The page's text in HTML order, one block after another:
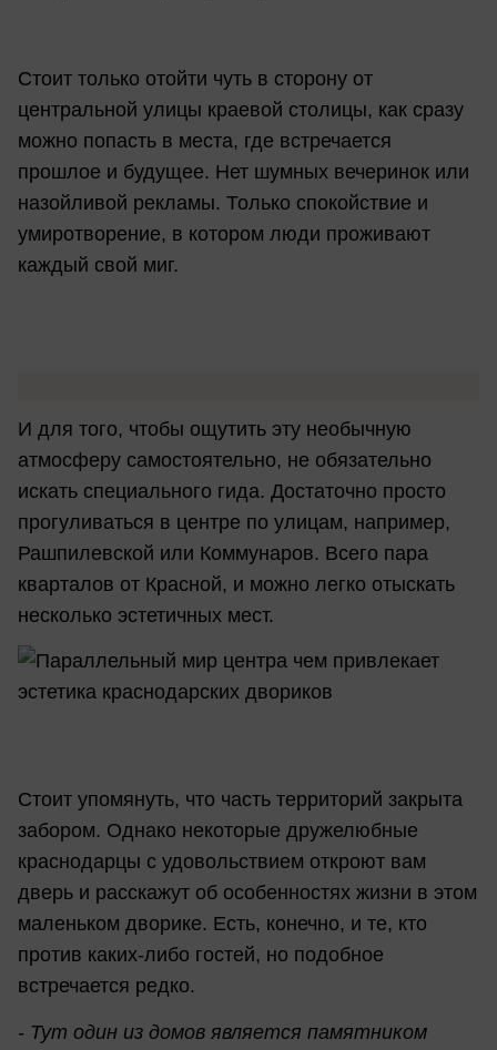
Стоит только отойти чуть в сторону от
центральной улицы краевой столицы, как сразу
можно попасть в места, где встречается
прошлое и будущее. Нет шумных вечеринок или
назойливой рекламы. Только спокойствие и
умиротворение, в котором люди проживают
каждый свой миг.
И для того, чтобы ощутить эту необычную
атмосферу самостоятельно, не обязательно
искать специального гида. Достаточно просто
прогуливаться в центре по улицам, например,
Рашпилевской или Коммунаров. Всего пара
кварталов от Красной, и можно легко отыскать
несколько эстетичных мест.
Стоит упомянуть, что часть территорий закрыта
забором. Однако некоторые дружелюбные
краснодарцы с удовольствием откроют вам
дверь и расскажут об особенностях жизни в этом
маленьком дворике. Есть, конечно, и те, кто
против каких-либо гостей, но подобное
встречается редко.
- Тут один из домов является памятником